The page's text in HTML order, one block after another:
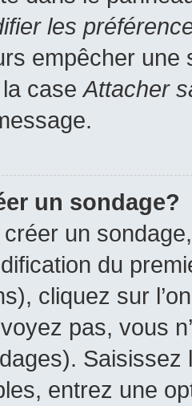
les
empêcher une
case Attacher
un sondage?
un
du
cliquez sur
pas, vous
entrez une